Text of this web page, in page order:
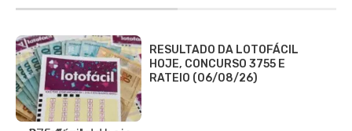
RESULTADO DA LOTOFÁCIL
HOJE, CONCURSO 3755 E
RATEIO (06/08/26)